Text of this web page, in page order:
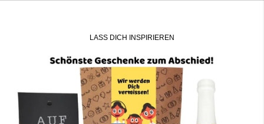
LASS DICH INSPIRIEREN